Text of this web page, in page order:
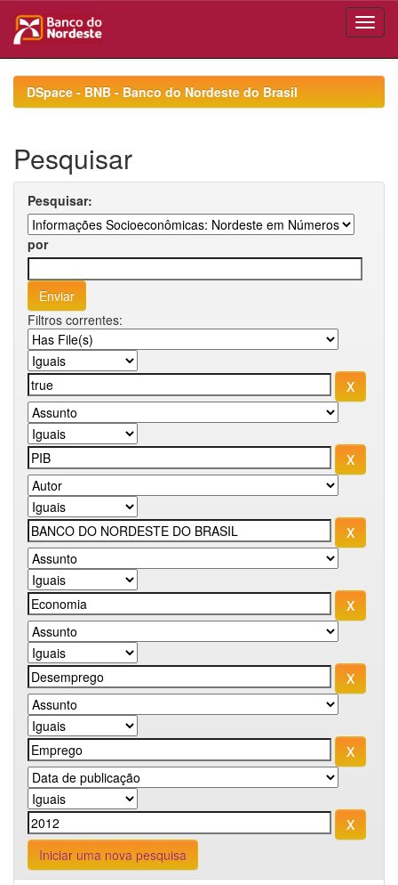
navigationDSpace - BNB - Banco do Nordeste do Brasil
Pesquisar
Pesquisar:
por
Filtros correntes:
Iniciar uma nova pesquisa